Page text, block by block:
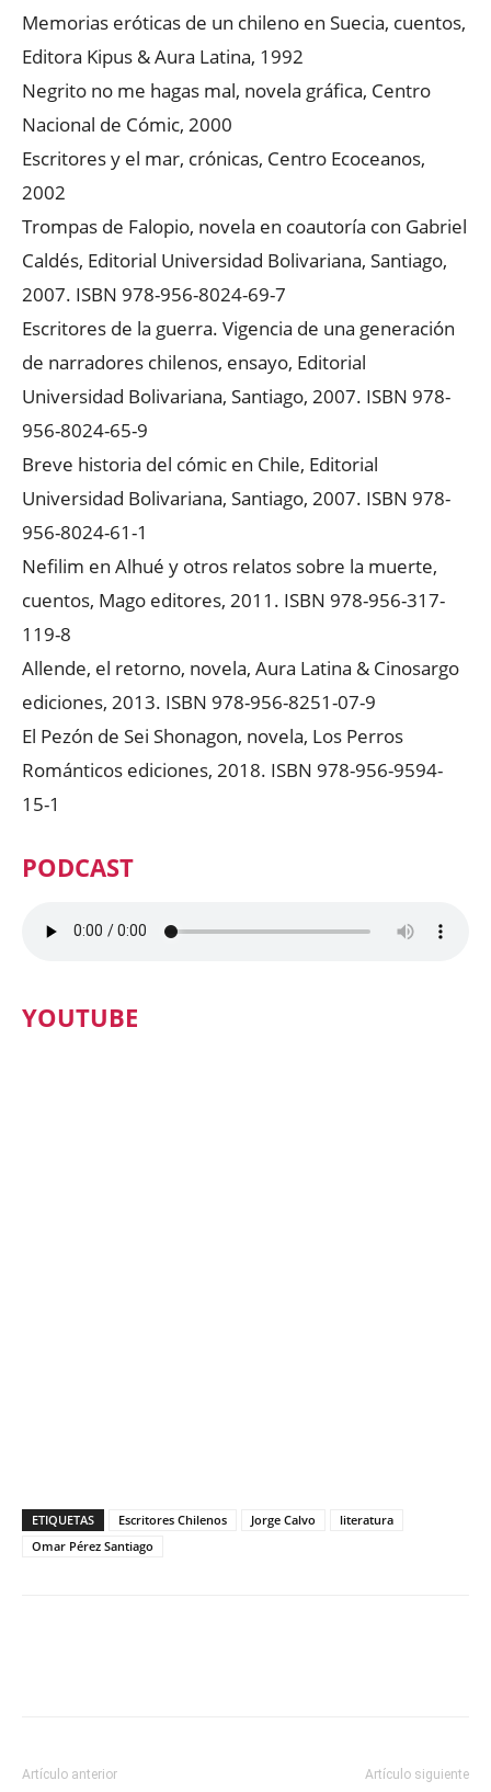
Memorias eróticas de un chileno en Suecia, cuentos,
Editora Kipus & Aura Latina, 1992
Negrito no me hagas mal, novela gráfica, Centro
Nacional de Cómic, 2000
Escritores y el mar, crónicas, Centro Ecoceanos,
2002
Trompas de Falopio, novela en coautoría con Gabriel
Caldés, Editorial Universidad Bolivariana, Santiago,
2007. ISBN 978-956-8024-69-7
Escritores de la guerra. Vigencia de una generación
de narradores chilenos, ensayo, Editorial
Universidad Bolivariana, Santiago, 2007. ISBN 978-
956-8024-65-9
Breve historia del cómic en Chile, Editorial
Universidad Bolivariana, Santiago, 2007. ISBN 978-
956-8024-61-1
Nefilim en Alhué y otros relatos sobre la muerte,
cuentos, Mago editores, 2011. ISBN 978-956-317-
119-8
Allende, el retorno, novela, Aura Latina & Cinosargo
ediciones, 2013. ISBN 978-956-8251-07-9
El Pezón de Sei Shonagon, novela, Los Perros
Románticos ediciones, 2018. ISBN 978-956-9594-
15-1
PODCAST
YOUTUBE
ETIQUETAS Escritores Chilenos Jorge Calvo
literatura
Omar Pérez Santiago
Artículo anterior Artículo siguiente